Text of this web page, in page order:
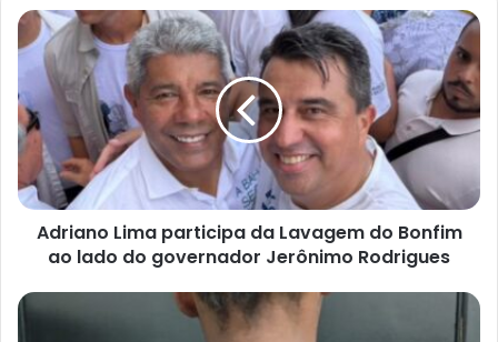
Adriano
Lima
participa
da
Lavagem
do
Bonfim
ao
lado
governador
Rodrigues
Adriano Lima participa da Lavagem do Bonfim
ao lado do governador Jerônimo Rodrigues
Polícia